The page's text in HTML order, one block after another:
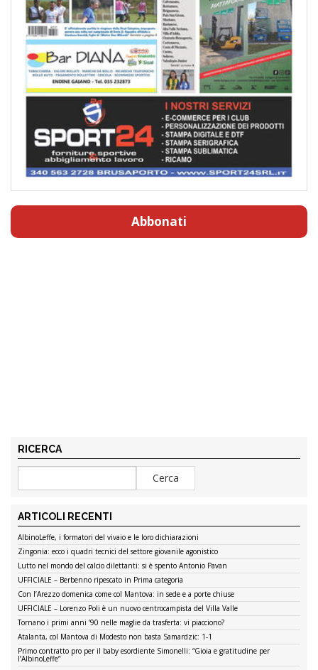
Abbonati
RICERCA
ARTICOLI RECENTI
AlbinoLeffe, i formatori del vivaio e le loro dichiarazioni
Zingonia: ecco i quadri tecnici del settore giovanile agonistico
Lutto nel mondo del calcio dilettanti: si è spento Antonio Pavan
UFFICIALE – Berbenno ripescato in Prima categoria
Con l’Arezzo domenica come col Mantova: in sede e a porte chiuse
UFFICIALE – Lorenzo Poli è un nuovo centrocampista del Villa Valle
Tornano i primi anni ’90 nelle maglie da trasferta: vi piacciono?
Atalanta, col Mantova di Modesto non basta Samardzic: 1-1
Primo contratto pro per il baby esordiente Simonelli: “Gioia e gratitudine per
l’AlbinoLeffe”